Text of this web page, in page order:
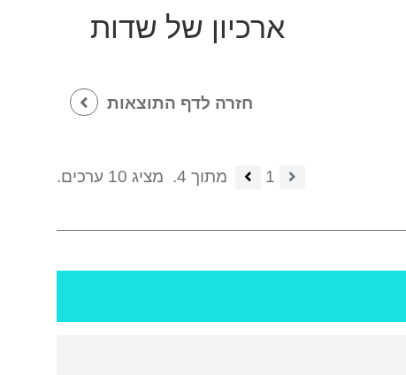
ארכיון של שדות
חזרה לדף התוצאות
1 מתוך 4.
מציג 10 ערכים.